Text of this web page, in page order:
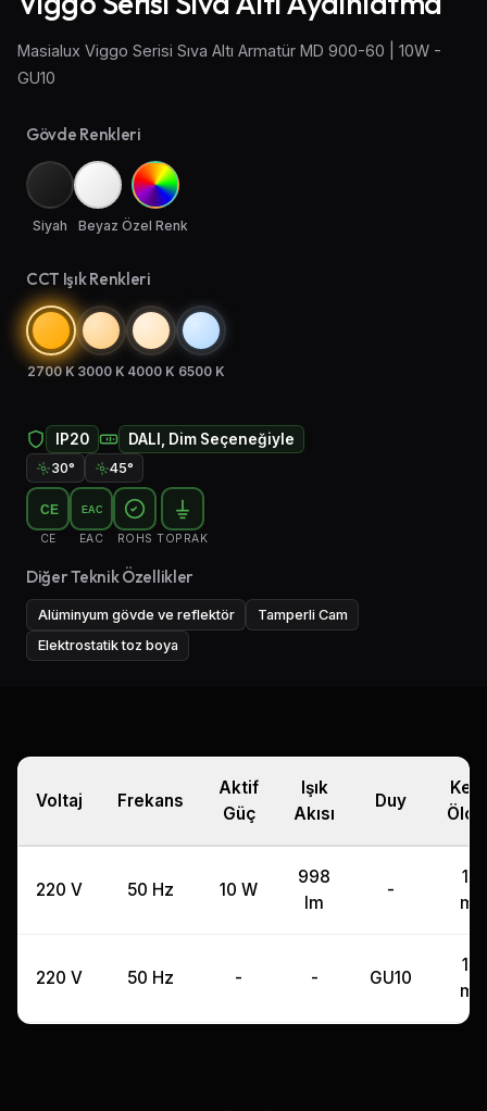
Acil Aydınlatma ve Yönlendirmeler
Masialux Viggo Serisi Sıva Altı Armatür MD 900-60 | 10W -
GU10
Gövde Renkleri
Siyah Beyaz Özel Renk
CCT Işık Renkleri
2700 K 3000 K 4000 K 6500 K
IP20 DALI, Dim Seçeneğiyle
30° 45°
CE
CE
EAC
EAC ROHS TOPRAK
Diğer Teknik Özellikler
Alüminyum gövde ve reflektör
Tamperli Cam
Elektrostatik toz boya
Voltaj Frekans
Aktif
Güç
Işık
Akısı
Duy
220 V 50 Hz 10 W
998
lm
-
220 V 50 Hz - - GU10